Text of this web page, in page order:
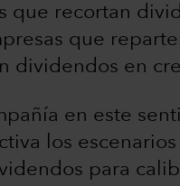
que recortan
que
dividendos en
en este
los
para